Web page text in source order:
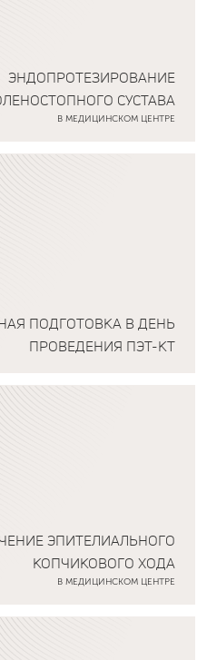
ЭНДОПРОТЕЗИРОВАНИЕ
СУСТАВА
В МЕДИЦИНСКОМ ЦЕНТРЕ
ПОДГОТОВКА В ДЕНЬ
ПРОВЕДЕНИЯ ПЭТ-КТ
ЭПИТЕЛИАЛЬНОГО
КОПЧИКОВОГО ХОДА
В МЕДИЦИНСКОМ ЦЕНТРЕ